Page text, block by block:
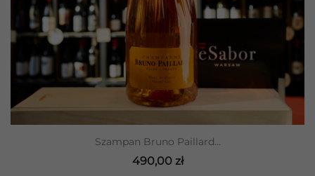
Szampan Bruno Paillard...
490,00 zł